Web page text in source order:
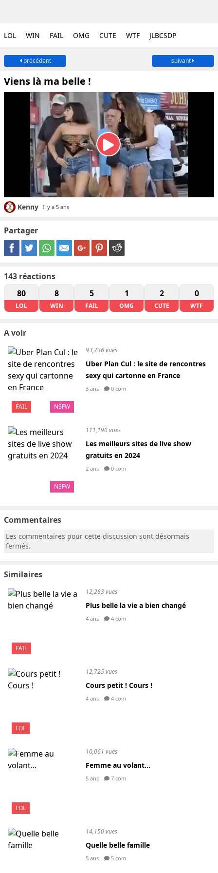
LOL WIN FAIL OMG CUTE WTF JLBCSDP
précédent suivant
Viens là ma belle !
Kenny Il y a 5 ans
Partager
143 réactions
80
LOL
8
WIN
5
FAIL
1
OMG
2
CUTE
0
WTF
A voir
FAIL NSFW
93,736 vues
Uber Plan Cul : le site de rencontres
sexy qui cartonne en France
3 ans 0 com
NSFW
111,190 vues
Les meilleurs sites de live show
gratuits en 2024
2 ans 0 com
Commentaires
Les commentaires pour cette discussion sont désormais
fermés.
Similaires
FAIL
12,283 vues
Plus belle la vie a bien changé
4 ans 4 com
LOL
12,725 vues
Cours petit ! Cours !
4 ans 4 com
LOL
10,061 vues
Femme au volant...
5 ans 7 com
14,150 vues
Quelle belle famille
5 ans 5 com